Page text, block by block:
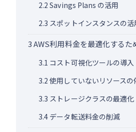
2.2 Savings Plans の活用
2.3 スポットインスタンスの活
3AWS利用料金を最適化するた
3.1 コスト可視化ツールの導入
3.2 使用していないリソースの
3.3 ストレージクラスの最適化
3.4 データ転送料金の削減